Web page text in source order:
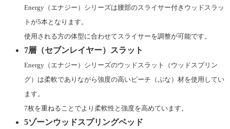
Energy（エナジー）シリーズは腰部のスライサー付きウッドスラッ
トが5本となります。
使用される方の体型に合わせてスライサーを調整が可能です。
7層（セブンレイヤー）スラット
Energy（エナジー）シリーズのウッドスラット（ウッドスプリン
グ）は柔軟でありながら強度の高いビーチ（ぶな）材を使用してい
ます。
7枚を重ねることでより柔軟性と強度を高めています。
5ゾーンウッドスプリングベッド